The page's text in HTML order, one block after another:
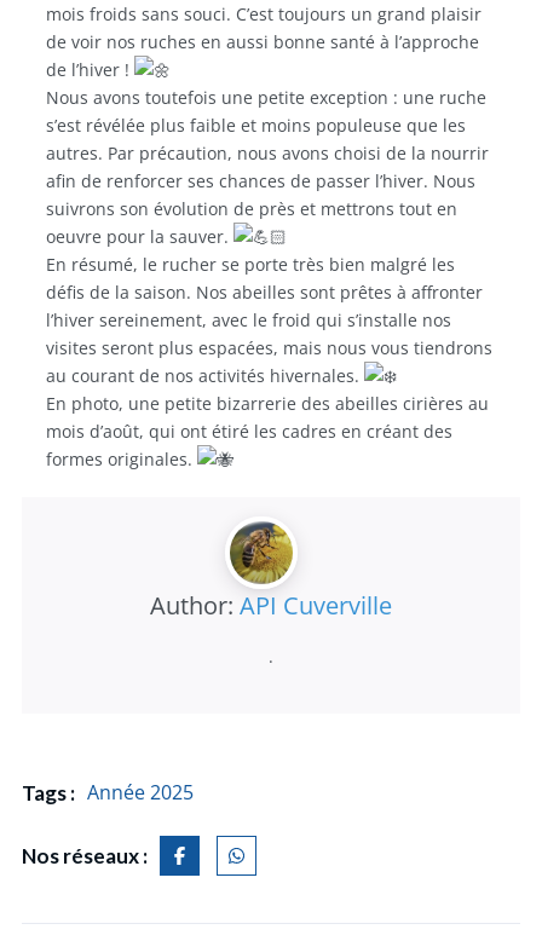
mois froids sans souci. C’est toujours un grand plaisir
de voir nos ruches en aussi bonne santé à l’approche
de l’hiver !
Nous avons toutefois une petite exception : une ruche
s’est révélée plus faible et moins populeuse que les
autres. Par précaution, nous avons choisi de la nourrir
afin de renforcer ses chances de passer l’hiver. Nous
suivrons son évolution de près et mettrons tout en
oeuvre pour la sauver.
En résumé, le rucher se porte très bien malgré les
défis de la saison. Nos abeilles sont prêtes à affronter
l’hiver sereinement, avec le froid qui s’installe nos
visites seront plus espacées, mais nous vous tiendrons
au courant de nos activités hivernales.
En photo, une petite bizarrerie des abeilles cirières au
mois d’août, qui ont étiré les cadres en créant des
formes originales.
Author: API Cuverville
.
Tags : Année 2025
Nos réseaux :